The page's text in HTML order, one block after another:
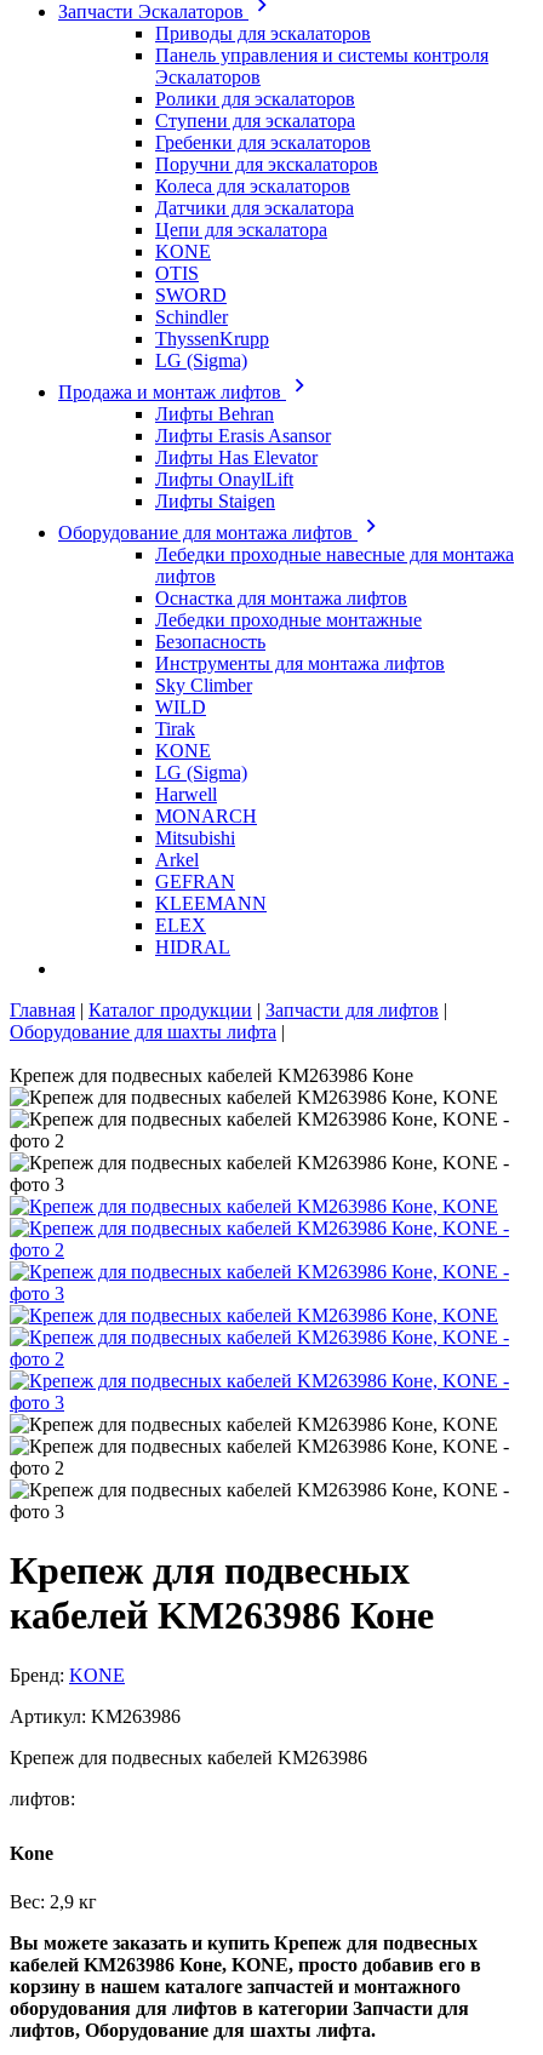
Запчасти Эскалаторов
Приводы для эскалаторов
Панель управления и системы контроля
Эскалаторов
Ролики для эскалаторов
Ступени для эскалатора
Гребенки для эскалаторов
Поручни для экскалаторов
Колеса для эскалаторов
Датчики для эскалатора
Цепи для эскалатора
KONE
OTIS
SWORD
Schindler
ThyssenKrupp
LG (Sigma)
Продажа и монтаж лифтов
Лифты Behran
Лифты Erasis Asansor
Лифты Has Elevator
Лифты OnaylLift
Лифты Staigen
Оборудование для монтажа лифтов
Лебедки проходные навесные для монтажа
лифтов
Оснастка для монтажа лифтов
Лебедки проходные монтажные
Безопасность
Инструменты для монтажа лифтов
Sky Climber
WILD
Tirak
KONE
LG (Sigma)
Harwell
MONARCH
Mitsubishi
Arkel
GEFRAN
KLEEMANN
ELEX
HIDRAL
Главная | Каталог продукции | Запчасти для лифтов |
Оборудование для шахты лифта |
Крепеж для подвесных кабелей KM263986 Коне
Крепеж для подвесных
кабелей KM263986 Коне
Бренд: KONE
Артикул: KM263986
Крепеж для подвесных кабелей KM263986
лифтов:
Kone
Вес: 2,9 кг
Вы можете заказать и купить Крепеж для подвесных
кабелей KM263986 Коне, KONE, просто добавив его в
корзину в нашем каталоге запчастей и монтажного
оборудования для лифтов в категории Запчасти для
лифтов, Оборудование для шахты лифта.